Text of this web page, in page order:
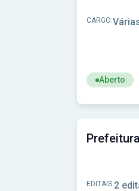
Aberto
CARGO:
EDITAIS:2